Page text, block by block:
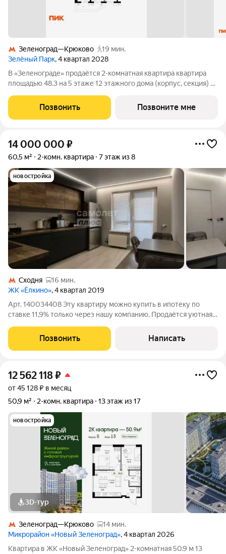
Зеленоград—Крюково
19 мин.
Зелёный Парк, 4 квартал 2028
В «Зеленограде» продаётся 2-комнатная квартира квартира
площадью 48.3 на 5 этаже 12 этажного дома (корпус, секция) в
минут пешком до МЦД-3 «Зеленоград-Крюково». 3 минуты на
автомобиле до
Позвонить Позвоните мне
14 000 000 ₽
60,5 м² 2-комн. квартира 7 этаж из 8
новостройка
Сходня
16 мин.
ЖК «Ёлкино», 4 квартал 2019
Арт. 140034408 Эту квартиру можно купить в ипотеку по
ставке 11,9% только через нашу компанию. Продаётся уютная
полностью в собственности, 100 % без обременений.
Квартира с дизайнерским
Позвонить Написать
12 562 118₽
от 45 128 ₽ в месяц
50,9 м²
2-комн. квартира 13 этаж из 17
новостройка
3D-тур
Зеленоград—Крюково
14 мин.
Микрорайон «Новый Зеленоград», 4 квартал 2026
Квартира в ЖК «Новый Зеленоград» 2-комнатная 50.9 м 13